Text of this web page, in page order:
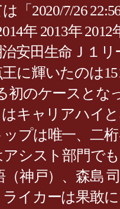
「2020/7/26
年 2013年
安田生命Ｊ１
に輝いたのは
初のケースと
キャリアハイ
プは唯一、二
シスト部門で
神戸）、森島
イカーは果敢